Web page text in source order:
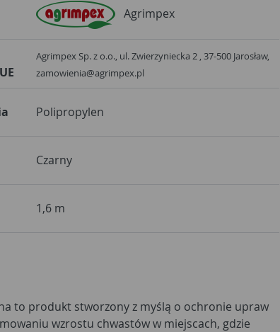
Agrimpex
Agrimpex Sp. z o.o., ul. Zwierzyniecka 2 , 37-500 Jarosław,
zamowienia@agrimpex.pl
Polipropylen
Czarny
1,6 m
to produkt stworzony z myślą o ochronie upraw
wzrostu chwastów w miejscach, gdzie
dostęp do światła, blokując szansę na
na swoją grubość i gęsto tkane włókna